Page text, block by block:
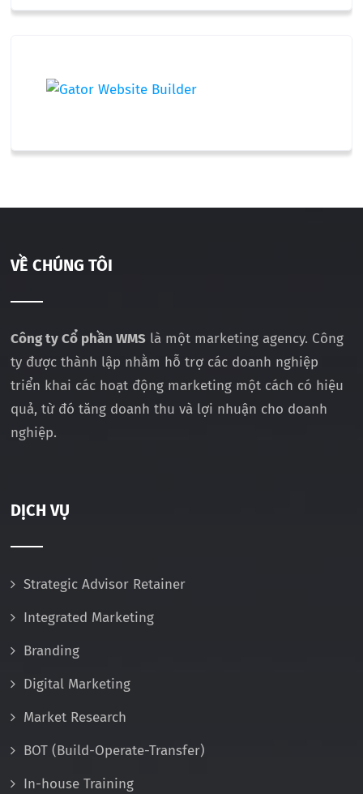
VỀ CHÚNG TÔI
Công ty Cổ phần WMS là một marketing agency. Công
ty được thành lập nhằm hỗ trợ các doanh nghiệp
triển khai các hoạt động marketing một cách có hiệu
quả, từ đó tăng doanh thu và lợi nhuận cho doanh
nghiệp.
DỊCH VỤ
Strategic Advisor Retainer
Integrated Marketing
Branding
Digital Marketing
Market Research
BOT (Build-Operate-Transfer)
In-house Training